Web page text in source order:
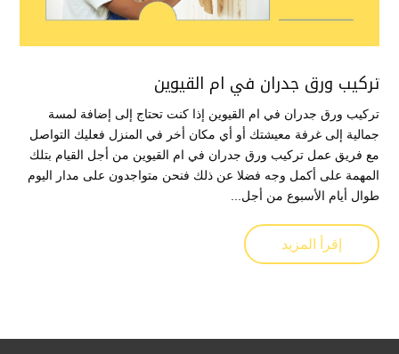
تركيب ورق جدران في ام القيوين
تركيب ورق جدران في ام القيوين إذا كنت تحتاج إلى إضافة لمسة
جمالية إلى غرفة معيشتك أو أي مكان أخر في المنزل فعليك التواصل
مع فريق عمل تركيب ورق جدران في ام القيوين من أجل القيام بتلك
المهمة على أكمل وجه فضلا عن ذلك فنحن متواجدون على مدار اليوم
طوال أيام الأسبوع من أجل...
إقرأ المزيد